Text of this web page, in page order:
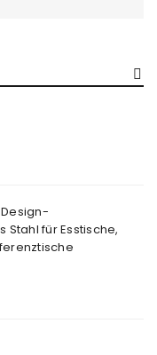
Stahl für Esstische,